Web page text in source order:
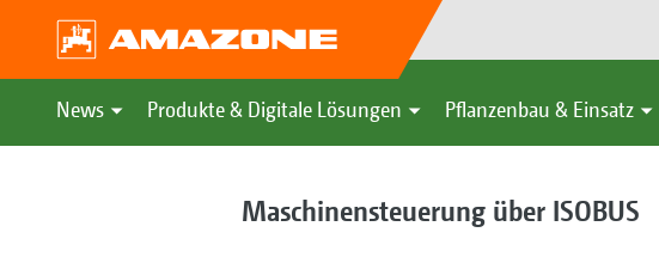
News Produkte & Digitale Lösungen Pflanzenbau & Einsatz
Maschinensteuerung über ISOBUS